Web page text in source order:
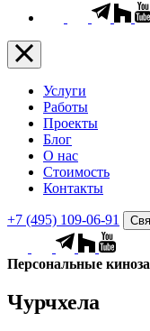
Услуги
Работы
Проекты
Блог
О нас
Стоимость
Контакты
+7 (495) 109-06-91
Персональные
Чурчхела